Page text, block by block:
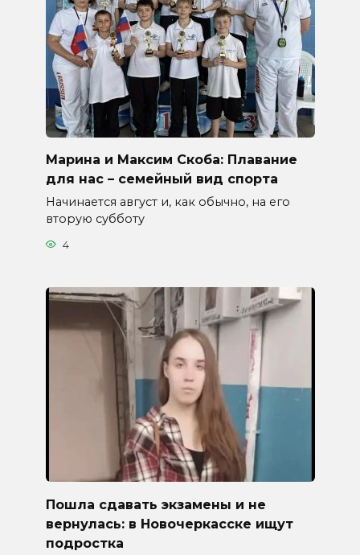
Марина и Максим Скоба: Плавание
для нас – семейный вид спорта
Начинается август и, как обычно, на его
вторую субботу
4
Пошла сдавать экзамены и не
вернулась: в Новочеркасске ищут
подростка